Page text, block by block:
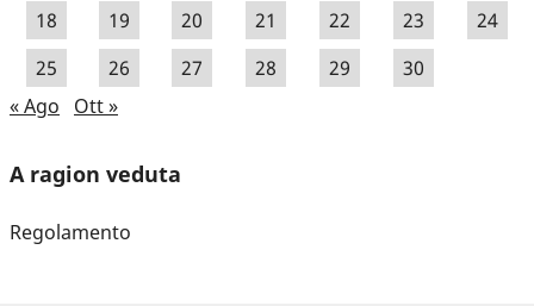
18
19 20 21 22 23
24
25
26 27 28 29
30
« Ago
Ott »
A ragion veduta
Regolamento